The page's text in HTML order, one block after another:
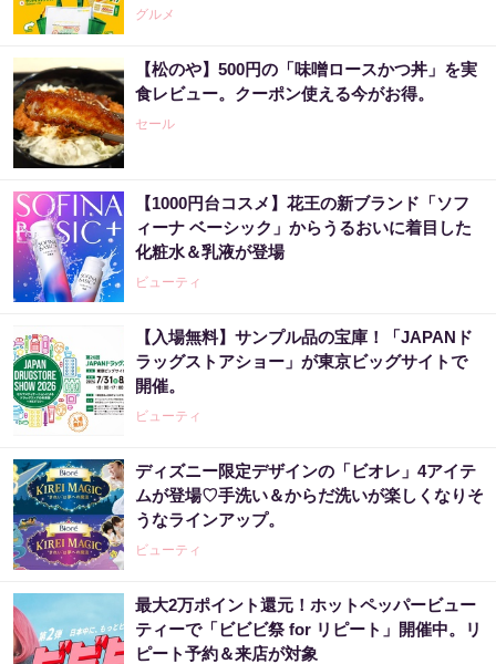
グルメ
【松のや】500円の「味噌ロースかつ丼」を実
食レビュー。クーポン使える今がお得。
セール
【1000円台コスメ】花王の新ブランド「ソフ
ィーナ ベーシック」からうるおいに着目した
化粧水＆乳液が登場
ビューティ
【入場無料】サンプル品の宝庫！「JAPANド
ラッグストアショー」が東京ビッグサイトで
開催。
ビューティ
ディズニー限定デザインの「ビオレ」4アイテ
ムが登場♡手洗い＆からだ洗いが楽しくなりそ
うなラインアップ。
ビューティ
最大2万ポイント還元！ホットペッパービュー
ティーで「ビビビ祭 for リピート」開催中。リ
ピート予約＆来店が対象